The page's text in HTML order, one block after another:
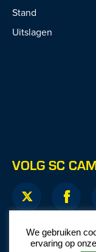
Stand
Uitslagen
VOLG SC
We gebruiken
ervaring op